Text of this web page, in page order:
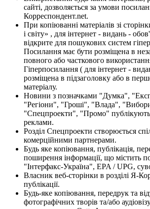
сайті, дозволяється за умови
Корреспондент.net.
При копіюванні матеріалів зі
і світу» , для інтернет - видань -
відкрите для пошукових систем
Посилання має бути розміщена в
повного або часткового
Гіперпосилання ( для інтернет -
розміщена в підзаголовку або в
матеріалу.
Новини з позначками "Думка",
"Регіони", "Гроші", "Влада",
"Спецпроекти", "Промо"
реклами.
Розділ Спецпроекти створюється
комерційними партнерами.
Будь яке копіювання, публікація,
поширення інформації, що містить
"Інтерфакс-Україна", EPA / UPG,
Власник веб-сторінки в розділі Я-
публікації.
Будь-яке копіювання, передрук та
фотографічних творів та/або